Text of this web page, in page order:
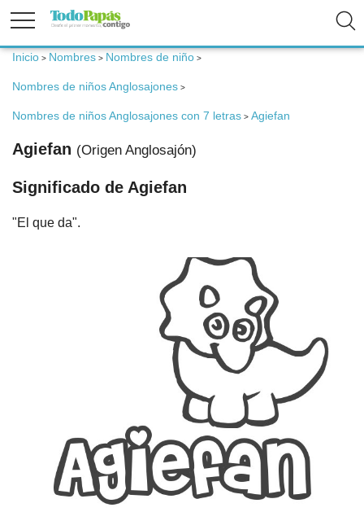
Fertilidad
Embarazo
Niños
Inicio > Nombres > Nombres de niño >
Nombres de niños Anglosajones >
Nombres de niños Anglosajones con 7 letras > Agiefan
Agiefan (Origen Anglosajón)
Significado de Agiefan
"El que da".